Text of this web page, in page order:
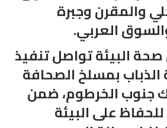
والمقرن وجبرة
العربي.
البيئة تواصل تنفيذ
بمسلخ الصحافة
جنوب الخرطوم، ضمن
على البيئة